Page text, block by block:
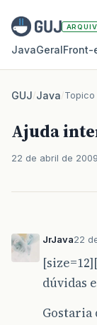
JavaGeral
GUJ/Java/Topico
Ajuda
22 de abril de 2009
JrJava22
dúvidas
Gostaria